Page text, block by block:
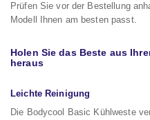
Prüfen Sie vor der Bestellung
Modell Ihnen am besten passt.
Holen Sie das Beste aus
heraus
Leichte Reinigung
Die Bodycool Basic Kühlweste